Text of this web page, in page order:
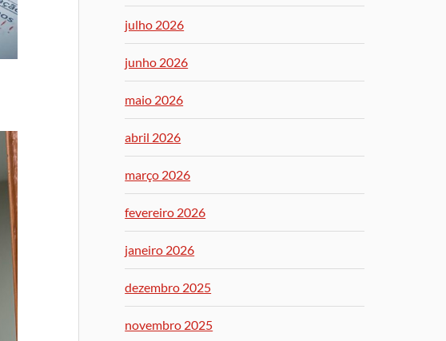
julho 2026
junho 2026
maio 2026
abril 2026
março 2026
fevereiro 2026
janeiro 2026
dezembro 2025
novembro 2025